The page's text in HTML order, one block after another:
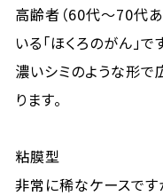
高齢者（60代～70代
いる「ほくろのがん」で
濃いシミのような形で
ります。
粘膜型
非常に稀なケースです